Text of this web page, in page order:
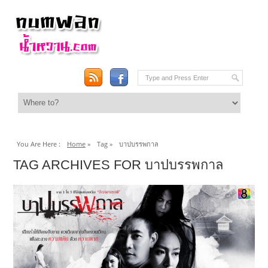
You Are Here : Home» Tag » บาปบรรพกาล
TAG ARCHIVES FOR บาปบรรพกาล